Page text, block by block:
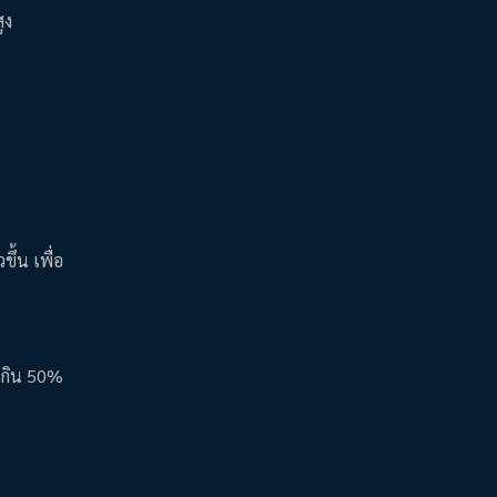
ขึ้น เพื่อ
น 50%